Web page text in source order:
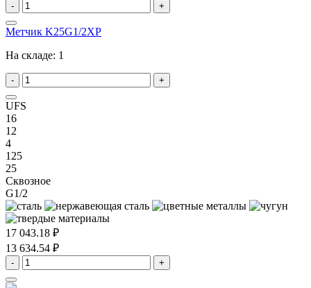
- +
Метчик K25G1/2XP
На складе: 1
- +
UFS
16
12
4
125
25
Сквозное
G1/2
17 043.18 ₽
13 634.54 ₽
- +